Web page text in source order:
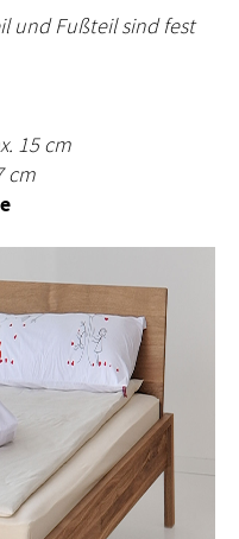
und Fußteil sind fest
15 cm
cm